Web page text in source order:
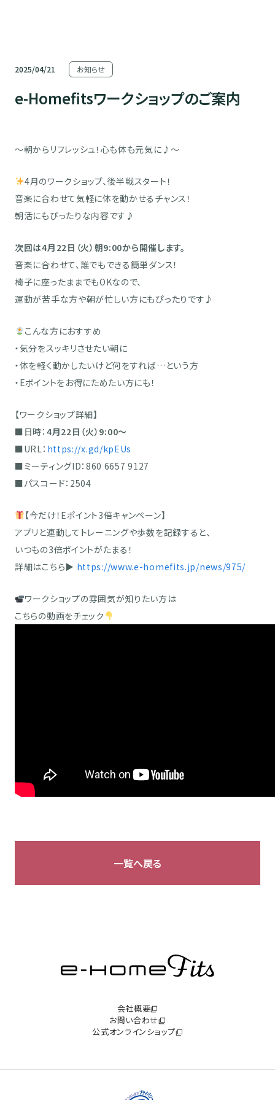
2025/04/21 お知らせ
e-Homefitsワークショップのご案内
～朝からリフレッシュ！心も体も元気に♪～
4月のワークショップ、後半戦スタート！
音楽に合わせて気軽に体を動かせるチャンス！
朝活にもぴったりな内容です♪
次回は4月22日（火）朝9:00から開催します。
音楽に合わせて、誰でもできる簡単ダンス！
椅子に座ったままでもOKなので、
運動が苦手な方や朝が忙しい方にもぴったりです♪
こんな方におすすめ
・気分をスッキリさせたい朝に
・体を軽く動かしたいけど何をすれば…という方
・Eポイントをお得にためたい方にも！
【ワークショップ詳細】
■日時： 4月22日（火）9:00～
■URL： https://x.gd/kpEUs
■ミーティングID：860 6657 9127
■パスコード：2504
【今だけ！Eポイント3倍キャンペーン】
アプリと連動してトレーニングや歩数を記録すると、
いつもの3倍ポイントがたまる！
詳細はこちら▶ https://www.e-homefits.jp/news/975/
ワークショップの雰囲気が知りたい方は
こちらの動画をチェック
一覧へ戻る
会社概要
お問い合わせ
公式オンラインショップ